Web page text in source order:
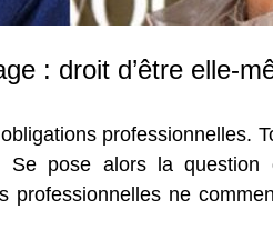
: droit d’être elle-
professionnelles.
Se pose alors la
professionnelles ne